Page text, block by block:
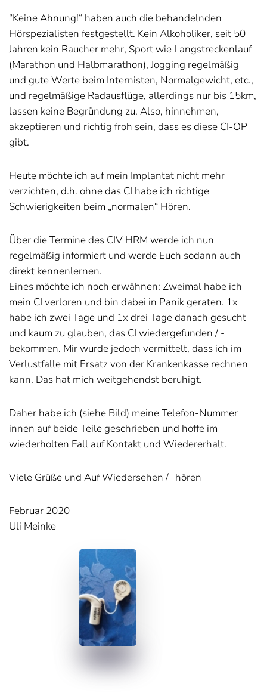
“Keine Ahnung!“ haben auch die behandelnden
Hörspezialisten festgestellt. Kein Alkoholiker, seit 50
Jahren kein Raucher mehr, Sport wie Langstreckenlauf
(Marathon und Halbmarathon), Jogging regelmäßig
und gute Werte beim Internisten, Normalgewicht, etc.,
und regelmäßige Radausflüge, allerdings nur bis 15km,
lassen keine Begründung zu. Also, hinnehmen,
akzeptieren und richtig froh sein, dass es diese CI-OP
gibt.
Heute möchte ich auf mein Implantat nicht mehr
verzichten, d.h. ohne das CI habe ich richtige
Schwierigkeiten beim „normalen“ Hören.
Über die Termine des CIV HRM werde ich nun
regelmäßig informiert und werde Euch sodann auch
direkt kennenlernen.
Eines möchte ich noch erwähnen: Zweimal habe ich
mein CI verloren und bin dabei in Panik geraten. 1x
habe ich zwei Tage und 1x drei Tage danach gesucht
und kaum zu glauben, das CI wiedergefunden / -
bekommen. Mir wurde jedoch vermittelt, dass ich im
Verlustfalle mit Ersatz von der Krankenkasse rechnen
kann. Das hat mich weitgehendst beruhigt.
Daher habe ich (siehe Bild) meine Telefon-Nummer
innen auf beide Teile geschrieben und hoffe im
wiederholten Fall auf Kontakt und Wiedererhalt.
Viele Grüße und Auf Wiedersehen / -hören
Februar 2020
Uli Meinke